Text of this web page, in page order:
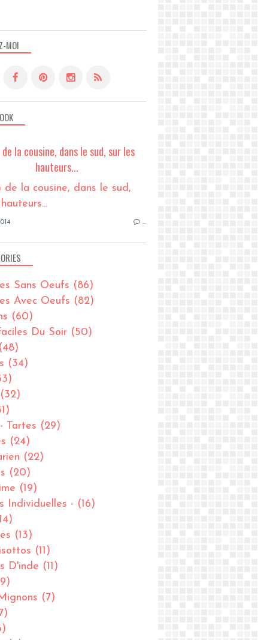
MOI
la cousine, dans le sud, sur les
hauteurs...
…
Sans Oeufs (86)
Avec Oeufs (82)
(60)
Du Soir (50)
(48)
(34)
(32)
Tartes (29)
(24)
(22)
(20)
(19)
Individuelles - (16)
(13)
(11)
D'inde (11)
(7)